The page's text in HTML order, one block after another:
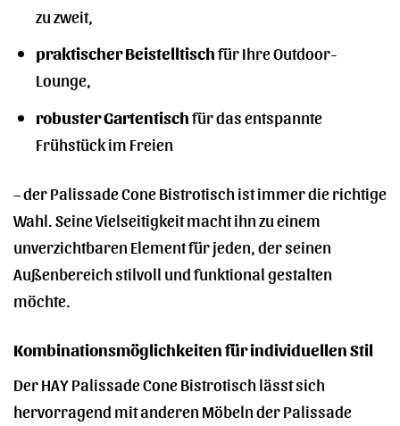
zu zweit,
praktischer Beistelltischfür Ihre Outdoor-
Lounge,
robuster Gartentischfür das entspannte
Frühstück im Freien
– der Palissade Cone Bistrotisch ist immer die richtige
Wahl. Seine Vielseitigkeit macht ihn zu einem
unverzichtbaren Element für jeden, der seinen
Außenbereich stilvoll und funktional gestalten
möchte.
Kombinationsmöglichkeiten für individuellen Stil
Der HAY Palissade Cone Bistrotisch lässt sich
hervorragend mit anderen Möbeln der Palissade